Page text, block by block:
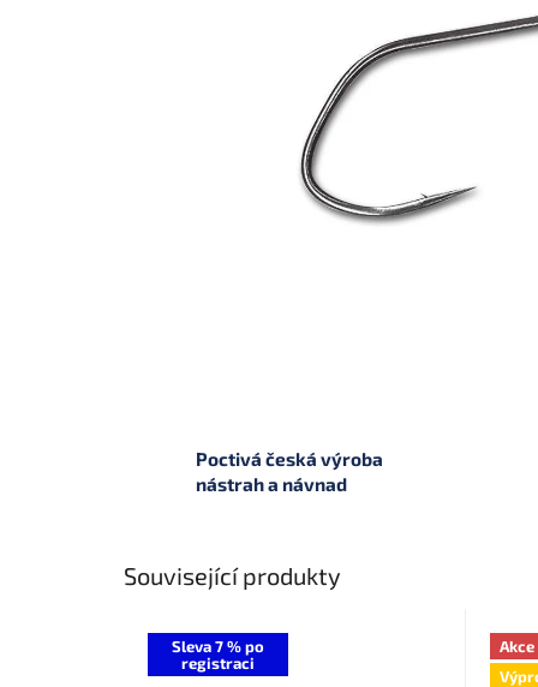
Poctivá česká výroba
nástrah a návnad
Související produkty
Sleva 7 % po
registraci
Akce